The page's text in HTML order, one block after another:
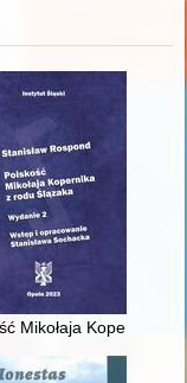
od
Mikołaja Kopernika z